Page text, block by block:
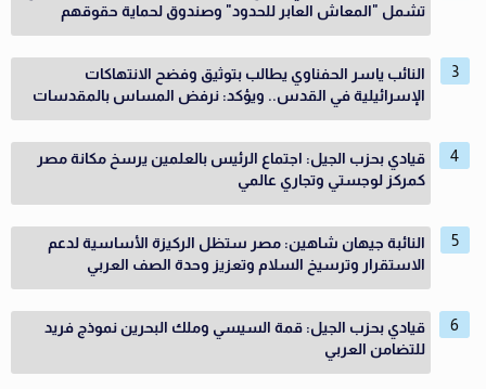
تشمل "المعاش العابر للحدود" وصندوق لحماية حقوقهم
النائب ياسر الحفناوي يطالب بتوثيق وفضح الانتهاكات
الإسرائيلية في القدس.. ويؤكد: نرفض المساس بالمقدسات
قيادي بحزب الجيل: اجتماع الرئيس بالعلمين يرسخ مكانة مصر
كمركز لوجستي وتجاري عالمي
النائبة جيهان شاهين: مصر ستظل الركيزة الأساسية لدعم
الاستقرار وترسيخ السلام وتعزيز وحدة الصف العربي
قيادي بحزب الجيل: قمة السيسي وملك البحرين نموذج فريد
للتضامن العربي